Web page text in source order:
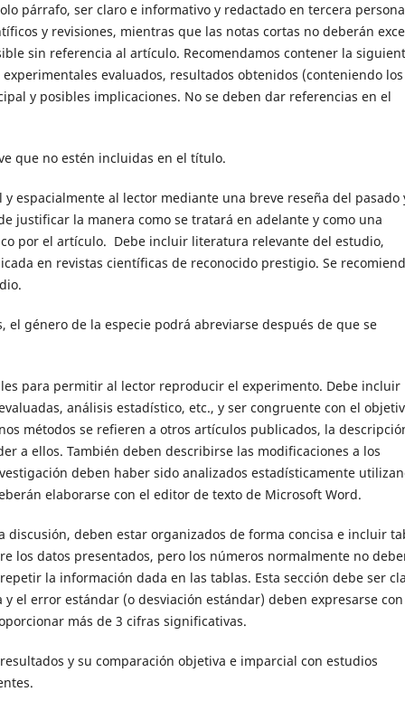
párrafo, ser claro e informativo y redactado en tercera
y revisiones, mientras que las notas cortas no deberán
sin referencia al artículo. Recomendamos contener la
evaluados, resultados obtenidos (conteniendo los
y posibles implicaciones. No se deben dar referencias en el
que no estén incluidas en el título.
espacialmente al lector mediante una breve reseña del pasado
justificar la manera como se tratará en adelante y como una
por el artículo. Debe incluir literatura relevante del estudio,
en revistas científicas de reconocido prestigio. Se
el género de la especie podrá abreviarse después de que se
para permitir al lector reproducir el experimento. Debe incluir
análisis estadístico, etc., y ser congruente con el
métodos se refieren a otros artículos publicados, la
a ellos. También deben describirse las modificaciones a los
deben haber sido analizados estadísticamente
elaborarse con el editor de texto de Microsoft Word.
discusión, deben estar organizados de forma concisa e incluir
los datos presentados, pero los números normalmente no
la información dada en las tablas. Esta sección debe ser
el error estándar (o desviación estándar) deben expresarse
más de 3 cifras significativas.
y su comparación objetiva e imparcial con estudios